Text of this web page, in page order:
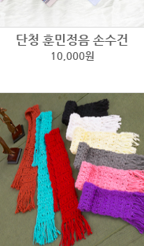
단청 훈민정음 손수건
10,000원